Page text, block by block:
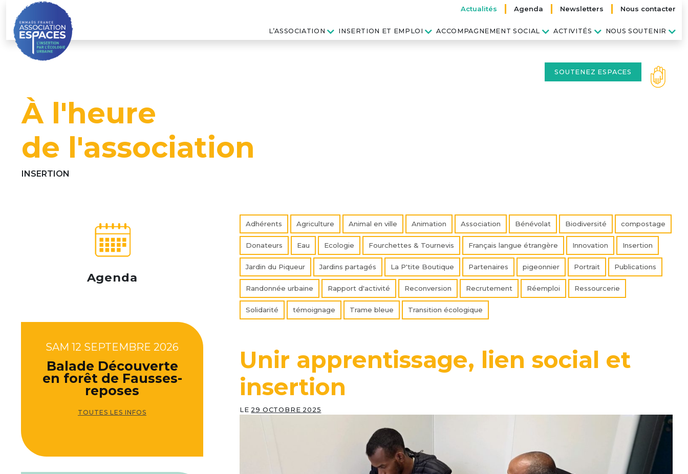
content
Nous contacter
Newsletters
Agenda
Actualités
L’ASSOCIATION INSERTION ET EMPLOI ACCOMPAGNEMENT SOCIAL ACTIVITÉS NOUS SOUTENIR
SOUTENEZ ESPACES
À l'heure
de l'association
INSERTION
Adhérents Agriculture Animal en ville Animation Association Bénévolat Biodiversité compostage
Donateurs Eau Ecologie Fourchettes & Tournevis Français langue étrangère Innovation Insertion
Jardin du Piqueur Jardins partagés La P'tite Boutique Partenaires pigeonnier Portrait Publications
Randonnée urbaine Rapport d'activité Reconversion Recrutement Réemploi Ressourcerie
Solidarité témoignage Trame bleue Transition écologique
Unir apprentissage, lien social et
insertion
LE 29 OCTOBRE 2025
Agenda
SAM 12 SEPTEMBRE 2026
Balade Découverte
en forêt de Fausses-
reposes
TOUTES LES INFOS